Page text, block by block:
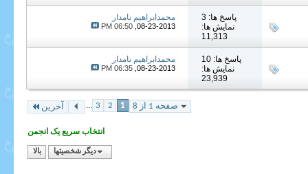
پاسخ ها: 3
نمایش ها:
11,313
محمدابراهیم نامدار
08-23-2013,
06:50 PM
پاسخ ها: 10
نمایش ها:
23,939
محمدابراهیم نامدار
08-23-2013,
06:35 PM
صفحه 1 از 8 1
2
3
... آخرین
انتخاب سریع یک انجمن
دیگر شخصیتها بالا